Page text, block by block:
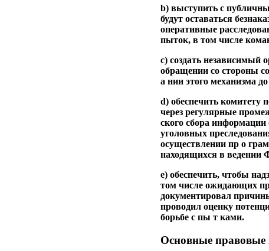
b) выступить с
будут оставаться
оперативные
пыток, в том числе
с) создать независимый
обращении со стороны
а нии этого механизма
d) обеспечить комитету
через регулярные
ского сбора информации
уголовных
осуществлении пр о
находящихся в ведении
e) обеспечить, чтобы
том числе ожидающих
документировал
проводил оценку
борьбе с пы т ками.
Основные правовые